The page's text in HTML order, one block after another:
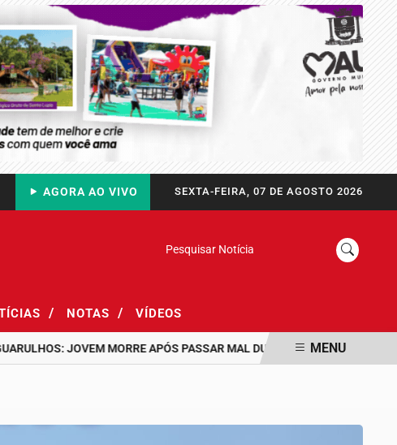
SEXTA-FEIRA, 07 DE AGOSTO 2026
AGORA AO VIVO
Pesquisar Notícia
/ NOTAS / VÍDEOS
JOVEM MORRE APÓS PASSAR MAL DURANTE PASSEIO EM FAMÍLIA
MENU